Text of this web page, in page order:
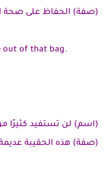
(صفة) الحفاظ على صحة
out of that bag.
(اسم) لن تستفيد كثيرًا
(صفة) هذه الحقيبة عديمة